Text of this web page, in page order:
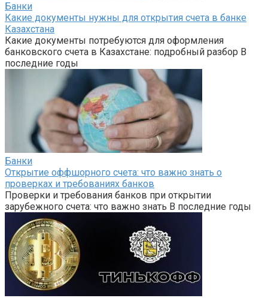
Банки
Какие документы нужны для открытия счета в банке
Казахстана
Какие документы потребуются для оформления
банковского счета в Казахстане: подробный разбор В
последние годы
Банки
Открытие оффшорного счета: что важно знать о
проверках и требованиях банков
Проверки и требования банков при открытии
зарубежного счета: что важно знать В последние годы